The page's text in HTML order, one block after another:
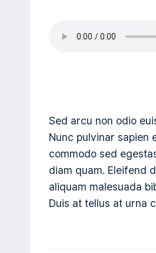
Sed arcu non odio
Nunc pulvinar sapien
commodo sed
diam quam. Eleifend
aliquam malesuada
Duis at tellus at urna